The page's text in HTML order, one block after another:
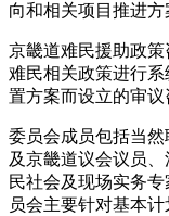
向和相关项目推进方
京畿道难民援助政
难民相关政策进行
置方案而设立的审议
委员会成员包括当
及京畿道议会议员
民社会及现场实务
员会主要针对基本